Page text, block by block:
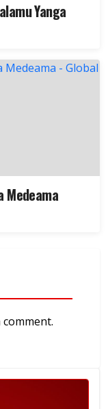
Yanga
Medeama